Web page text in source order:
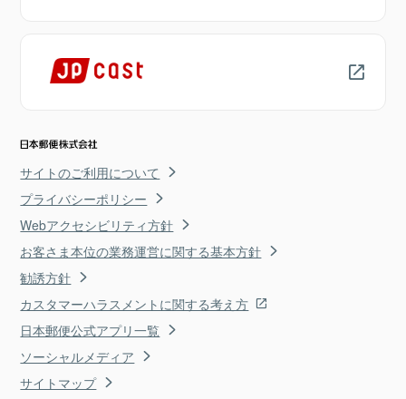
サイトのご利用について
プライバシーポリシー
Webアクセシビリティ方針
お客さま本位の業務運営に関する基本方針
勧誘方針
カスタマーハラスメントに関する考え方
日本郵便公式アプリ一覧
ソーシャルメディア
サイトマップ